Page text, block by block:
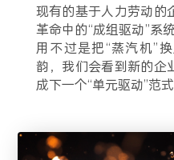
现有的基于人力劳动的
革命中的“成组驱动”系
用不过是把“蒸汽机”
韵，我们会看到新的企
成下一个“单元驱动”范式